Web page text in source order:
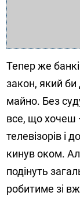
Тепер же
закон, який
майно. Без
все, що хочеш
телевізорів і
кинув оком.
подінуть
робитиме зі